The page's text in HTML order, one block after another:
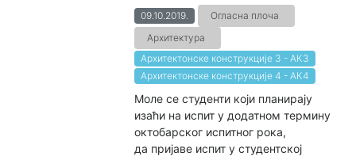
09.10.2019.
Огласна плоча
Архитектура
Архитектонске конструкције 3 - АК3
Архитектонске конструкције 4 - АК4
Моле се студенти који планирају
изаћи на испит у додатном термину
октобарског испитног рока,
да пријаве испит у студентској